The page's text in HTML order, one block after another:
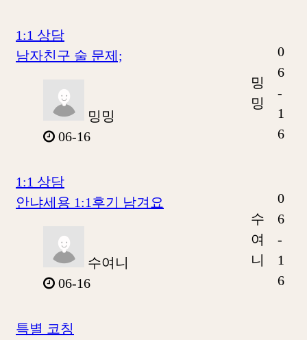
1:1 상담
남자친구 술 문제;
밍밍
06-16
밍
밍
0
6
-
1
6
1:1 상담
안냐세용 1:1후기 남겨요
수여니
06-16
수
여
니
0
6
-
1
6
특별 코칭